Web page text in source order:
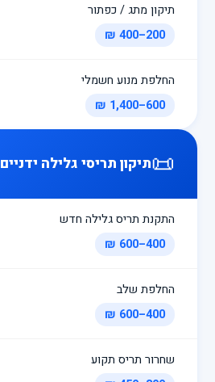
תיקון מתג / כפתור
200–400 ₪
החלפת מנוע חשמלי
600–1,400 ₪
📜תיקון תריסי גלילה ידניים
התקנת תריס גלילה חדש
400–600 ₪
החלפת שלב
400–600 ₪
שחרור תריס תקוע